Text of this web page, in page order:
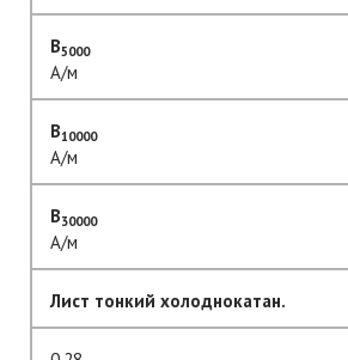
B5000
А/м
B10000
А/м
B30000
А/м
Лист тонкий холоднокатан.